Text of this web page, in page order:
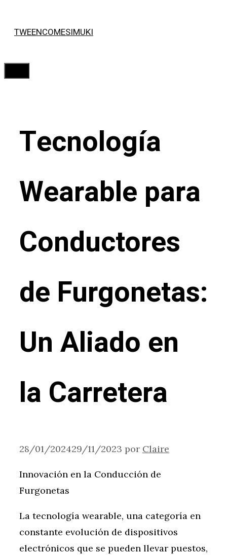
TWEENCOMESIMUKI
Tecnología
Wearable para
Conductores
de Furgonetas:
Un Aliado en
la Carretera
28/01/202429/11/2023 por Claire
Innovación en la Conducción de
Furgonetas
La tecnología wearable, una categoría en
constante evolución de dispositivos
electrónicos que se pueden llevar puestos,